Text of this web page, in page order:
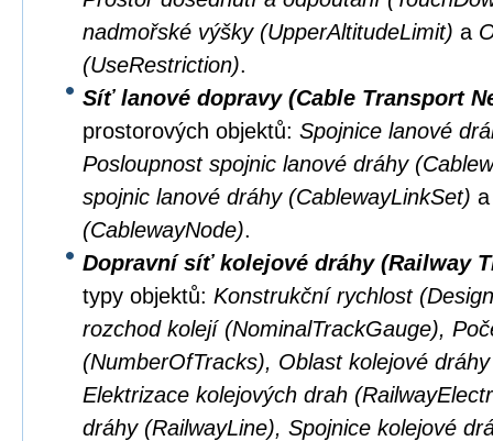
nadmořské výšky (UpperAltitudeLimit) a
(UseRestriction).
Síť lanové dopravy (Cable Transport
prostorových objektů: Spojnice lanové
Posloupnost spojnic lanové dráhy
spojnic lanové dráhy (CablewayLinkSet)
(CablewayNode).
Dopravní síť kolejové dráhy (Railway
typy objektů: Konstrukční rychlost
rozchod kolejí (NominalTrackGauge),
(NumberOfTracks), Oblast kolejové
Elektrizace kolejových drah
dráhy (RailwayLine), Spojnice kolejové